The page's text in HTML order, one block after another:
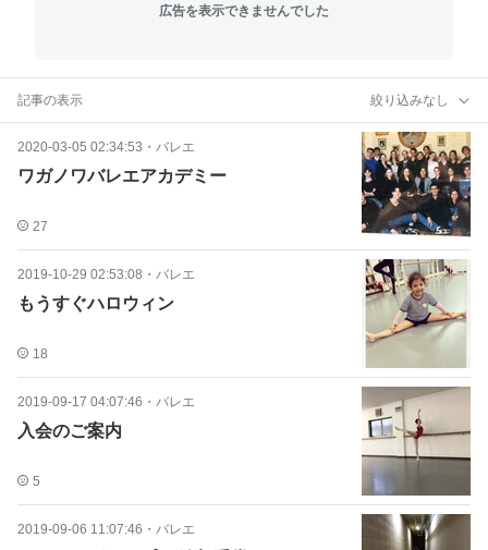
広告を表示できませんでした
記事の表示 絞り込みなし
2020-03-05 02:34:53 ・ バレエ
ワガノワバレエアカデミー
27
2019-10-29 02:53:08 ・ バレエ
もうすぐハロウィン
18
2019-09-17 04:07:46 ・ バレエ
入会のご案内
5
2019-09-06 11:07:46 ・ バレエ